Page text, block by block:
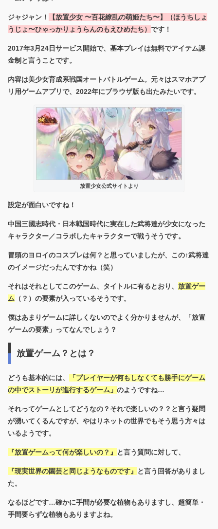
ジャジャン！ 【放置少女 〜百花繚乱の萌姫たち〜】（ほうちしょ
うじょ〜ひゃっかりょうらんのもえひめたち） です！
2017年3月24日サービス開始で、基本プレイは無料でアイテム課
金制と言うことです。
内容は美少女育成系戦国オートバトルゲーム。元々はスマホアプ
リ用ゲームアプリで、2022年にブラウザ版も出たみたいです。
放置少女公式サイトより
設定が面白いですね！
中国三國志時代・日本戦国時代に実在した武将達が少女になった
キャラクター／コラボしたキャラクターで戦うそうです。
冒頭のヨロイのコスプレは何？と思っていましたが、この↑武将達
のイメージだったんですかね（笑）
それはそれとしてこのゲーム、タイトルに有るとおり、 放置ゲー
ム （？）の要素が入っているそうです。
僕はあまりゲームに詳しくないのでよく分かりませんが、「放置
ゲームの要素」ってなんでしょう？
放置ゲーム？とは？
どうも基本的には、
「プレイヤーが何もしなくても勝手にゲーム
の中でストーリが進行するゲーム」 のようですね…
それってゲームとしてどうなの？それで楽しいの？？と言う疑問
が湧いてくるんですが、やはりネットの世界でもそう思う方々は
いるようです。
『放置ゲームって何が楽しいの？』 と言う質問に対して、
『現実世界の園芸と同じようなものです』
と言う回答がありまし
た。
なるほどです…確かに手間が必要な植物もありますし、超簡単・
手間要らずな植物もありますよね。